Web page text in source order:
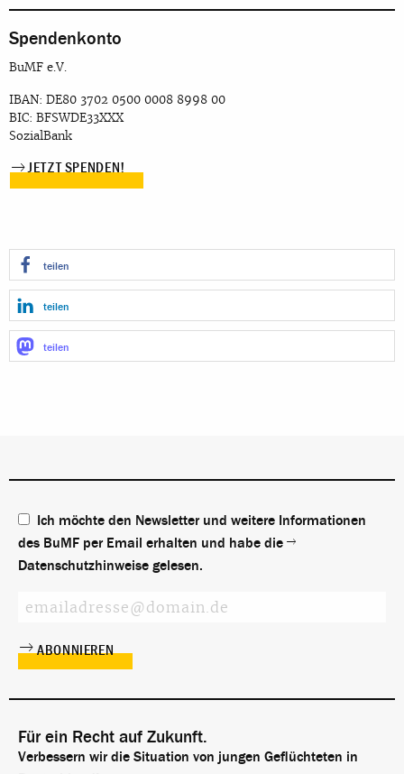
Spendenkonto
BuMF e.V.
IBAN: DE80 3702 0500 0008 8998 00
BIC: BFSWDE33XXX
SozialBank
JETZT SPENDEN!
teilen
teilen
teilen
Ich möchte den Newsletter und weitere Informationen
des BuMF per Email erhalten und habe die
Datenschutzhinweise gelesen.
Für ein Recht auf Zukunft.
Verbessern wir die Situation von jungen Geflüchteten in